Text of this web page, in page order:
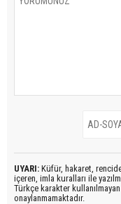
UYARI: Küfür, hakaret,
içeren, imla kuralları ile
Türkçe karakter
onaylanmamaktadır.